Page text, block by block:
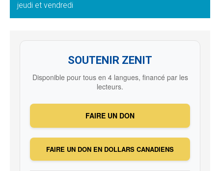
jeudi et vendredi
SOUTENIR ZENIT
Disponible pour tous en 4 langues, financé par les
lecteurs.
FAIRE UN DON
FAIRE UN DON EN DOLLARS CANADIENS